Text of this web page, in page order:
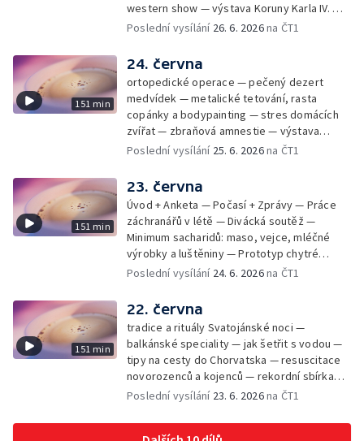
western show — výstava Koruny Karla IV. —
mladý lezecký fenomén Josef Šindel
Poslední vysílání 26. 6. 2026na ČT1
151 min
24. června
ortopedické operace — pečený dezert
medvídek — metalické tetování, rasta
copánky a bodypainting — stres domácích
zvířat — zbraňová amnestie — výstava
mikrofotografií rostlin — fenomenální
Poslední vysílání 25. 6. 2026na ČT1
151 min
23. června
Úvod + Anketa — Počasí + Zprávy — Práce
záchranářů v létě — Divácká soutěž —
Minimum sacharidů: maso, vejce, mléčné
výrobky a luštěniny — Prototyp chytré
vložky do bot pro běžce — Anketa +
záchranářů v létě — Divácká soutěž —
Minimum sacharidů: maso, vejce, mléčné
výrobky a luštěniny — Jak se udržet v
kondici v létě bez posilovny — Prototyp
chytré vložky do bot pro běžce — Anketa +
aktuálně — Škola hrou — Upoutávka na další
vysílání — Počasí + Zprávy — Práce
Minimum sacharidů: maso, vejce, mléčné
Poslední vysílání 24. 6. 2026na ČT1
151 min
22. června
tradice a rituály Svatojánské noci —
balkánské speciality — jak šetřit s vodou —
tipy na cesty do Chorvatska — resuscitace
novorozenců a kojenců — rekordní sbírka
velkých modelů aut — výroba šperků se
Poslední vysílání 23. 6. 2026na ČT1